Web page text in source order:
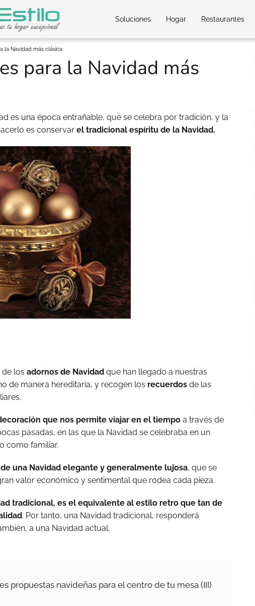
Soluciones Hogar Restaurantes
la Navidad más clásica
para la Navidad más
es una época entrañable, que se celebra por tradición, y la
es conservar el tradicional espíritu de la Navidad.
los adornos de Navidad que han llegado a nuestras
de manera hereditaria, y recogen los recuerdos de las
que nos permite viajar en el tiempo a través de
pasadas, en las que la Navidad se celebraba en un
como familiar.
una Navidad elegante y generalmente lujosa, que se
valor económico y sentimental que rodea cada pieza.
tradicional, es el equivalente al estilo retro que tan de
. Por tanto, una Navidad tradicional, responderá
a una Navidad actual.
propuestas navideñas para el centro de tu mesa (III)